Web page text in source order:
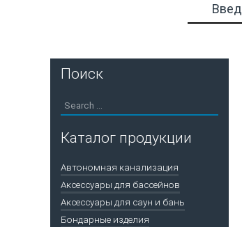
Поиск
Каталог продукции
Автономная канализация
Аксессуары для бассейнов
Аксессуары для саун и бань
Бондарные изделия